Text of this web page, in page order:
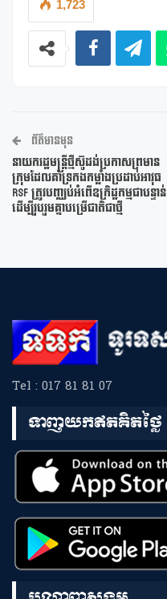
1,723
ព័ត៌មានមុន
នាយករដ្ឋមន្ត្រីថ្មីស៊ូដង់ប្រកាសព្រមាន
ក្រុមដែលគាំទ្រកងកម្លាំងប្រដាប់អាវុធ
RSF ត្រូវបញ្ឈប់អំពើឧក្រិដ្ឋកម្មជាបន្ទាន់
ដើម្បីរួបរួមគ្នាបម្រើជាតិជាថ្មី
Tel : 017 81 81 07
ទាញយកឥតគិតថ្លៃ